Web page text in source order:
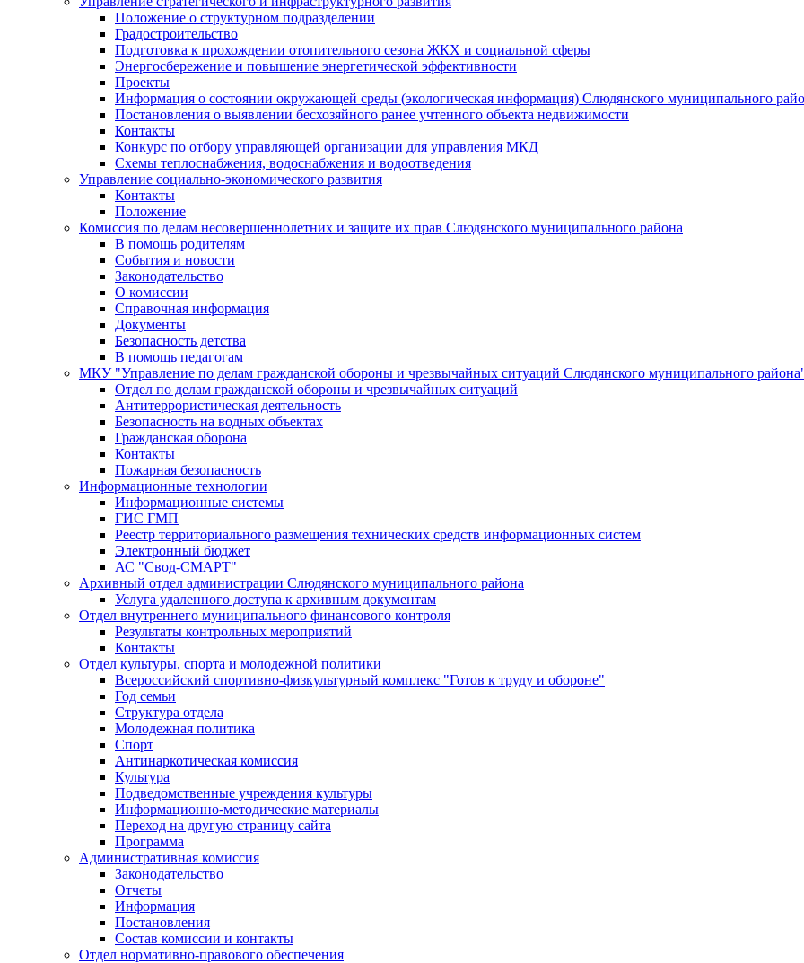
Положение о структурном подразделении
Градостроительство
Подготовка к прохождении отопительного сезона ЖКХ и социальной сферы
Энергосбережение и повышение энергетической эффективности
Проекты
Информация о состоянии окружающей среды (экологическая информация) Слюдянского муниципального
Постановления о выявлении бесхозяйного ранее учтенного объекта недвижимости
Контакты
Конкурс по отбору управляющей организации для управления МКД
Схемы теплоснабжения, водоснабжения и водоотведения
Управление социально-экономического развития
Контакты
Положение
Комиссия по делам несовершеннолетних и защите их прав Слюдянского муниципального района
В помощь родителям
События и новости
Законодательство
О комиссии
Справочная информация
Документы
Безопасность детства
В помощь педагогам
МКУ "Управление по делам гражданской обороны и чрезвычайных ситуаций Слюдянского муниципального
Отдел по делам гражданской обороны и чрезвычайных ситуаций
Антитеррористическая деятельность
Безопасность на водных объектах
Гражданская оборона
Контакты
Пожарная безопасность
Информационные технологии
Информационные системы
ГИС ГМП
Реестр территориального размещения технических средств информационных систем
Электронный бюджет
АС "Свод-СМАРТ"
Архивный отдел администрации Слюдянского муниципального района
Услуга удаленного доступа к архивным документам
Отдел внутреннего муниципального финансового контроля
Результаты контрольных мероприятий
Контакты
Отдел культуры, спорта и молодежной политики
Всероссийский спортивно-физкультурный комплекс "Готов к труду и обороне"
Год семьи
Структура отдела
Молодежная политика
Спорт
Антинаркотическая комиссия
Культура
Подведомственные учреждения культуры
Информационно-методические материалы
Переход на другую страницу сайта
Программа
Административная комиссия
Законодательство
Отчеты
Информация
Постановления
Состав комиссии и контакты
Отдел нормативно-правового обеспечения